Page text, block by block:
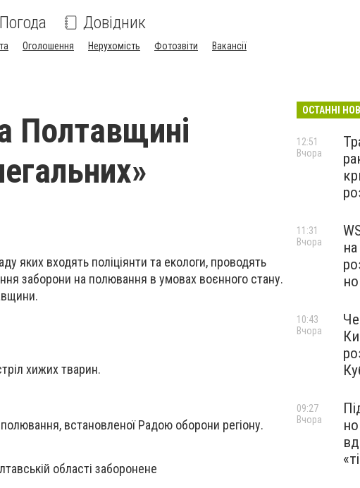
Погода Довідник
Оголошення Нерухомість Фотозвіти Вакансії
Полтавщині
яких входять поліціянти та екологи, проводять
заборони на полювання в умовах воєнного стану.
хижих тварин.
встановленої Радою оборони регіону.
області заборонене
ОСТАННІ
12:51
Вчора
11:31
Вчора
10:43
Вчора
09:27
Вчора